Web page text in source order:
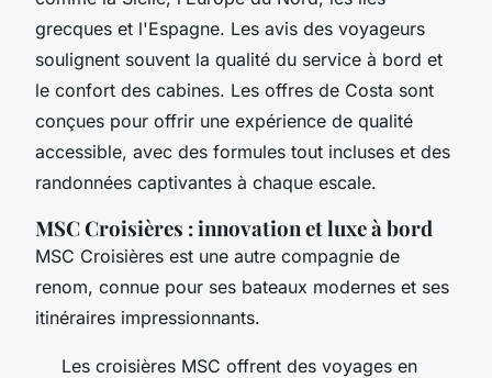
grecques et l'Espagne. Les avis des voyageurs
soulignent souvent la qualité du service à bord et
le confort des cabines. Les offres de Costa sont
conçues pour offrir une expérience de qualité
accessible, avec des formules tout incluses et des
randonnées captivantes à chaque escale.
MSC Croisières : innovation et luxe à bord
MSC Croisières est une autre compagnie de
renom, connue pour ses bateaux modernes et ses
itinéraires impressionnants.
Les croisières MSC offrent des voyages en